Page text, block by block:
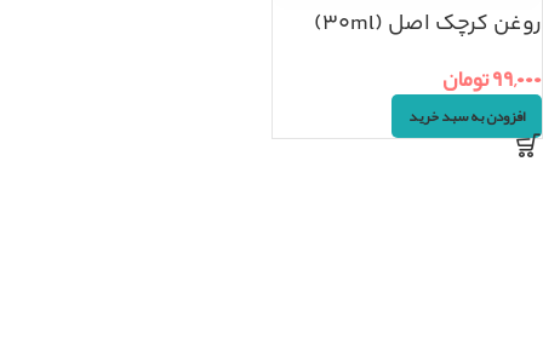
روغن کرچک اصل (۳۰ml)
۹۹,۰۰۰تومان
افزودن به سبد خرید